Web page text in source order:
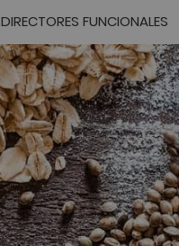
DIRECTORES FUNCIONALES